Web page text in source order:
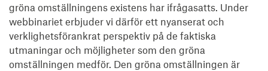
gröna omställningens existens har ifrågasatts. Under
webbinariet erbjuder vi därför ett nyanserat och
verklighetsförankrat perspektiv på de faktiska
utmaningar och möjligheter som den gröna
omställningen medför. Den gröna omställningen är